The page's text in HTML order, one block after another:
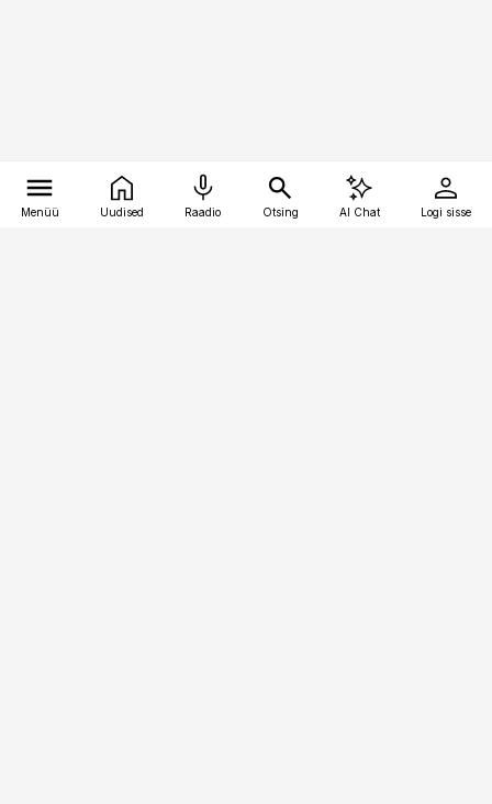
Menüü Uudised Raadio Otsing AI Chat Logi sisse